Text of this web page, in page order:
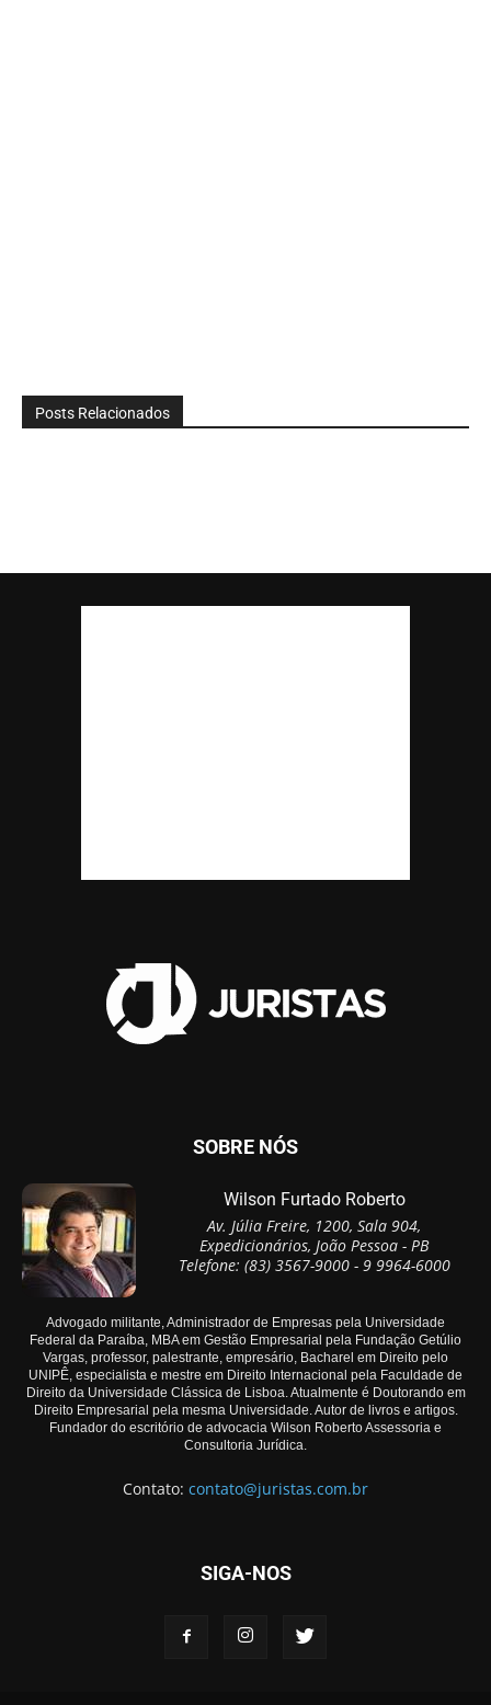
Posts Relacionados
SOBRE NÓS
Wilson Furtado Roberto
Av. Júlia Freire, 1200, Sala 904,
Expedicionários, João Pessoa - PB
Telefone: (83) 3567-9000 - 9 9964-6000
Advogado militante, Administrador de Empresas pela Universidade
Federal da Paraíba, MBA em Gestão Empresarial pela Fundação Getúlio
Vargas, professor, palestrante, empresário, Bacharel em Direito pelo
UNIPÊ, especialista e mestre em Direito Internacional pela Faculdade de
Direito da Universidade Clássica de Lisboa. Atualmente é Doutorando em
Direito Empresarial pela mesma Universidade. Autor de livros e artigos.
Fundador do escritório de advocacia Wilson Roberto Assessoria e
Consultoria Jurídica.
Contato: contato@juristas.com.br
SIGA-NOS